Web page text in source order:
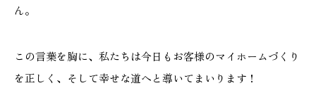
ん。
この言葉を胸に、私たちは今日もお客様のマイホームづくり
を正しく、そして幸せな道へと導いてまいります！